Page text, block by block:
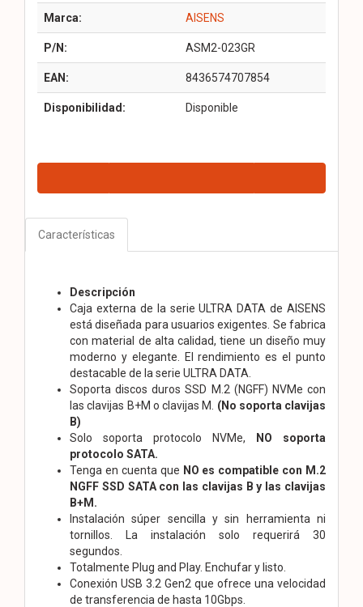
Marca: AISENS
P/N: ASM2-023GR
EAN: 8436574707854
Disponibilidad: Disponible
Características
Descripción
Caja externa de la serie ULTRA DATA de AISENS
está diseñada para usuarios exigentes. Se fabrica
con material de alta calidad, tiene un diseño muy
moderno y elegante. El rendimiento es el punto
destacable de la serie ULTRA DATA.
Soporta discos duros SSD M.2 (NGFF) NVMe con
las clavijas B+M o clavijas M. (No soporta clavijas
B)
Solo soporta protocolo NVMe,
NO soporta
protocolo SATA.
Tenga en cuenta que NO es compatible con M.2
NGFF SSD SATA con las clavijas B y las clavijas
B+M.
Instalación súper sencilla y sin herramienta ni
tornillos. La instalación solo requerirá 30
segundos.
Totalmente Plug and Play. Enchufar y listo.
Conexión USB 3.2 Gen2 que ofrece una velocidad
de transferencia de hasta 10Gbps.